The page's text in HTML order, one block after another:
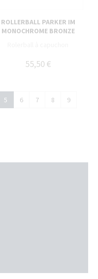
ROLLERBALL PARKER IM
MONOCHROME BRONZE
55,50 €
5 6 7 8
9